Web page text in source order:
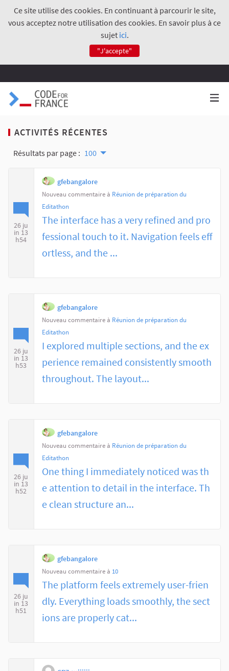
Ce site utilise des cookies. En continuant à parcourir le site,
vous acceptez notre utilisation des cookies. En savoir plus à ce
sujet ici.
"J'accepte"
ACTIVITÉS RÉCENTES
Résultats par page : 100
26 ju
in 13
h54
gfebangalore
Nouveau commentaire à Réunion de préparation du
Editathon
The interface has a very refined and pro
fessional touch to it. Navigation feels eff
ortless, and the ...
26 ju
in 13
h53
gfebangalore
Nouveau commentaire à Réunion de préparation du
Editathon
I explored multiple sections, and the ex
perience remained consistently smooth
throughout. The layout...
26 ju
in 13
h52
gfebangalore
Nouveau commentaire à Réunion de préparation du
Editathon
One thing I immediately noticed was th
e attention to detail in the interface. Th
e clean structure an...
26 ju
in 13
h51
gfebangalore
Nouveau commentaire à 10
The platform feels extremely user-frien
dly. Everything loads smoothly, the sect
ions are properly cat...